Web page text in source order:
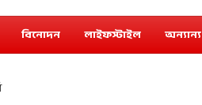
বিনোদন লাইফস্টাইল অন্যান্য